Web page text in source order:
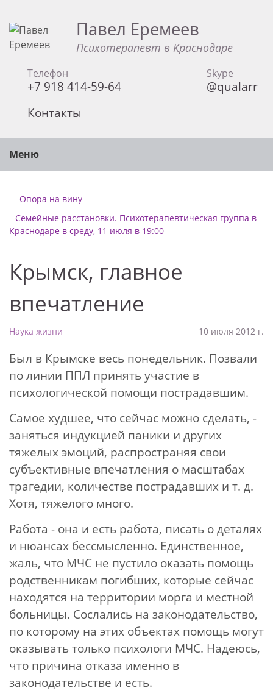
Павел Еремеев
Психотерапевт в Краснодаре
Телефон
+7 918 414-59-64
Skype
@qualarr
Контакты
Меню
Опора на вину
Семейные расстановки. Психотерапевтическая группа в
Краснодаре в среду, 11 июля в 19:00
Крымск, главное
впечатление
Наука жизни 10 июля 2012 г.
Был в Крымске весь понедельник. Позвали
по линии ППЛ принять участие в
психологической помощи пострадавшим.
Самое худшее, что сейчас можно сделать, -
заняться индукцией паники и других
тяжелых эмоций, распространяя свои
субъективные впечатления о масштабах
трагедии, количестве пострадавших и т. д.
Хотя, тяжелого много.
Работа - она и есть работа, писать о деталях
и нюансах бессмысленно. Единственное,
жаль, что МЧС не пустило оказать помощь
родственникам погибших, которые сейчас
находятся на территории морга и местной
больницы. Сослались на законодательство,
по которому на этих объектах помощь могут
оказывать только психологи МЧС. Надеюсь,
что причина отказа именно в
законодательстве и есть.